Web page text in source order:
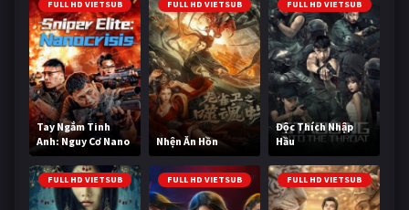
FULL HD VIETSUB
Tay Ngắm Tinh
Anh: Nguy Cơ Nano
FULL HD VIETSUB
Nhện Ăn Hồn
FULL HD VIETSUB
Độc Thích Nhập
Hầu
FULL HD VIETSUB FULL HD VIETSUB FULL HD VIETSUB